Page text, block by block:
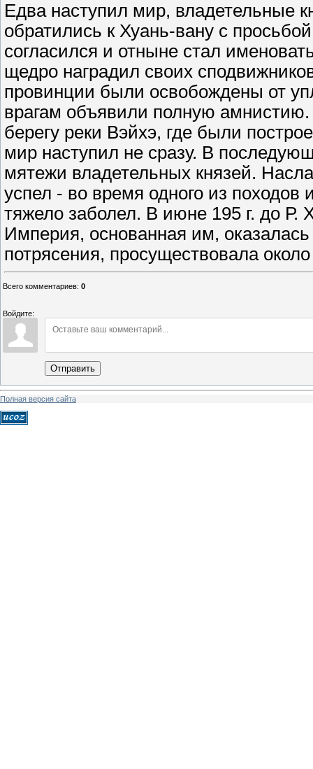
Едва наступил мир, владетельные
обратились к Хуань-вану с
согласился и отныне стал
щедро наградил своих
провинции были освобождены от
врагам объявили полную
берегу реки Вэйхэ, где были
мир наступил не сразу. В
мятежи владетельных князей.
успел - во время одного из
тяжело заболел. В июне 195 г. до Р.
Империя, основанная им,
потрясения, просуществовала около
Всего комментариев: 0
Войдите:
Отправить
Полная версия сайта